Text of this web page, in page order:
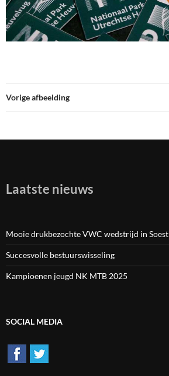
Vorige afbeelding
Laatste nieuws
Mooie drukbezochte VWC wedstrijd in Soest
Succesvolle bestuurswisseling
Kampioenen jeugd NK MTB 2025
SOCIAL MEDIA